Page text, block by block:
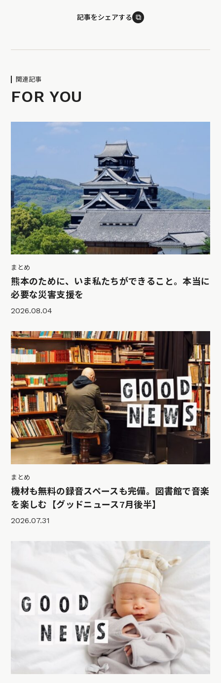
記事をシェアする ⧉
関連記事
FOR YOU
まとめ
熊本のために、いま私たちができること。本当に
必要な災害支援を
2026.08.04
まとめ
機材も無料の録音スペースも完備。図書館で音楽
を楽しむ【グッドニュース7月後半】
2026.07.31